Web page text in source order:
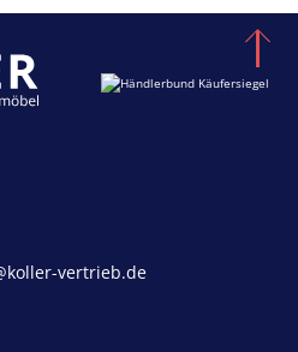
vertrieb.de